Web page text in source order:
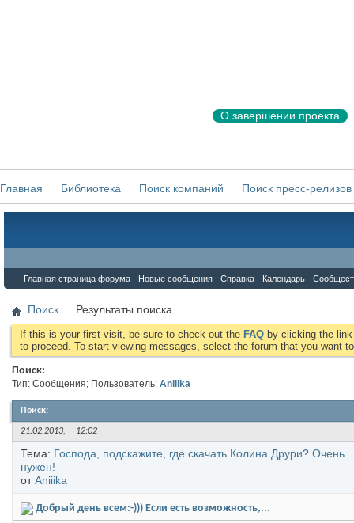
О завершении проекта
Главная Библиотека Поиск компаний Поиск пресс-релизов
Главная страница форума Новые сообщения Справка Календарь
Поиск Результаты поиска
If this is your first visit, be sure to check out the FAQ by clicking the
to proceed. To start viewing messages, select the forum that you want
Поиск:
Тип: Сообщения; Пользователь: Aniiika
Поиск:
21.02.2013, 12:02
Тема: Господа, подскажите, где скачать Колина Друри? Очень
нужен!
отAniiika
Добрый день всем:-))) Если есть возможность,...